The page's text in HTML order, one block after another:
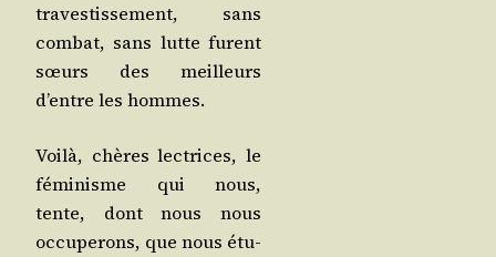
tra­ves­tis­se­ment, sans
com­bat, sans lutte furent
sœurs des meilleurs
d’entre les hommes.
Voi­là, chères lec­trices, le
fémi­nisme qui nous,
tente, dont nous nous
occu­pe­rons, que nous étu­